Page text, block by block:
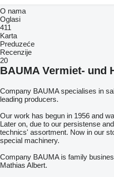
O nama
Oglasi
411
Karta
Preduzeće
Recenzije
20
BAUMA Vermiet- und
Company BAUMA specialises in
leading producers.
Our work has begun in 1956 and
Later on, due to our persistense
technics' assortment. Now in our
special machinery.
Company BAUMA is family
Mathias Albert.